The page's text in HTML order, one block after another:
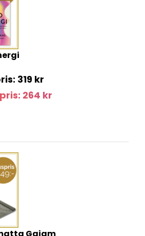
319 kr
264 kr